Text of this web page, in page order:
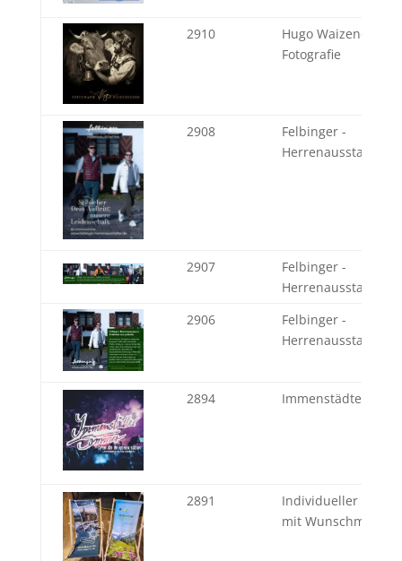
2910
Hugo Waizenegger
Fotografie
2908
Felbinger -
Herrenausstatter
2907
Felbinger -
Herrenausstatter
2906
Felbinger -
Herrenausstatter
2894 Immenstädter
2891
Individueller
mit Wunschmotiv